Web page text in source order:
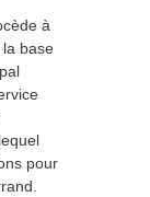
à
base
pour